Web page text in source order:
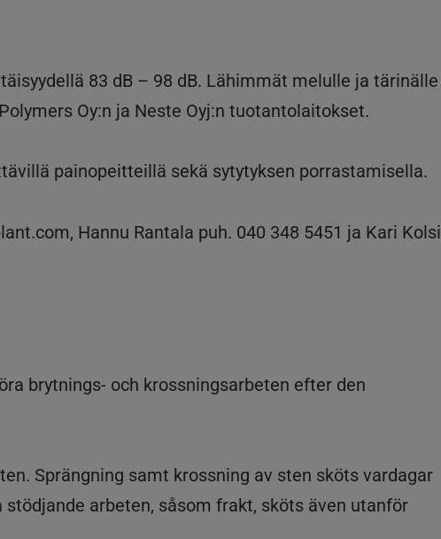
83 dB – 98 dB. Lähimmät melulle ja tärinälle
Oy:n ja Neste Oyj:n tuotantolaitokset.
painopeitteillä sekä sytytyksen porrastamisella.
Hannu Rantala puh. 040 348 5451 ja Kari Kolsi
brytnings- och krossningsarbeten efter den
Sprängning samt krossning av sten sköts vardagar
arbeten, såsom frakt, sköts även utanför